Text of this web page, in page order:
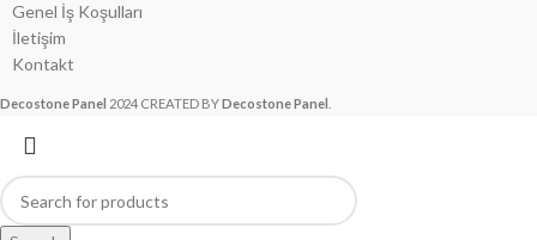
Genel İş Koşulları
İletişim
Kontakt
Decostone Panel 2024 CREATED BYDecostone Panel